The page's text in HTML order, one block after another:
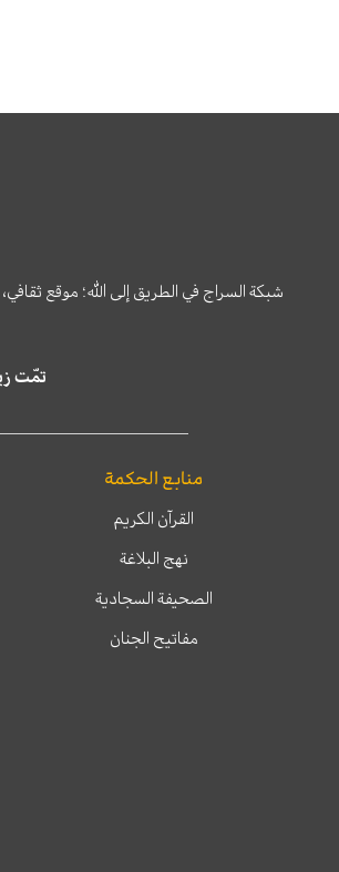
شبكة السراج في الطريق إلى الله؛ موقع
تمّت زيارة موقع سراج ٤,٨٠٠,٠٠٠
منابع الحكمة
القرآن الكريم
نهج البلاغة
الصحيفة السجادية
مفاتيح الجنان